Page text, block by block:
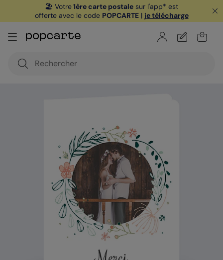
🏖️ Votre1ère carte postale sur l'app* est
offerte avec le code POPCARTE| je télécharge